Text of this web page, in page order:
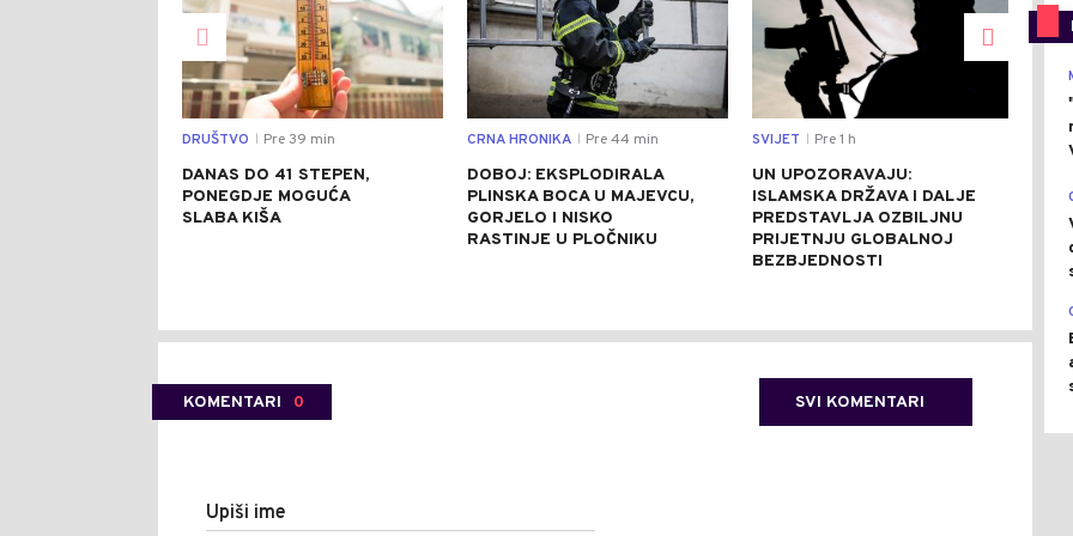
DRUŠTVO Pre 39 min
DANAS DO 41 STEPEN,
PONEGDJE MOGUĆA
SLABA KIŠA
CRNA HRONIKA Pre 44 min
DOBOJ: EKSPLODIRALA
PLINSKA BOCA U MAJEVCU,
GORJELO I NISKO
RASTINJE U PLOČNIKU
SVIJET Pre 1 h
UN UPOZORAVAJU:
ISLAMSKA DRŽAVA I DALJE
PREDSTAVLJA OZBILJNU
PRIJETNJU GLOBALNOJ
BEZBJEDNOSTI
KOMENTARI 0 SVI KOMENTARI
Upiši ime